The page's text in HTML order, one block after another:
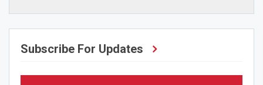
Subscribe For Updates